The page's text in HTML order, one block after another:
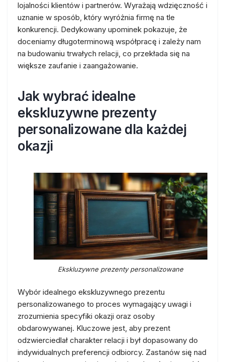
lojalności klientów i partnerów. Wyrażają wdzięczność i
uznanie w sposób, który wyróżnia firmę na tle
konkurencji. Dedykowany upominek pokazuje, że
doceniamy długoterminową współpracę i zależy nam
na budowaniu trwałych relacji, co przekłada się na
większe zaufanie i zaangażowanie.
Jak wybrać idealne
ekskluzywne prezenty
personalizowane dla każdej
okazji
Ekskluzywne prezenty personalizowane
Wybór idealnego ekskluzywnego prezentu
personalizowanego to proces wymagający uwagi i
zrozumienia specyfiki okazji oraz osoby
obdarowywanej. Kluczowe jest, aby prezent
odzwierciedlał charakter relacji i był dopasowany do
indywidualnych preferencji odbiorcy. Zastanów się nad